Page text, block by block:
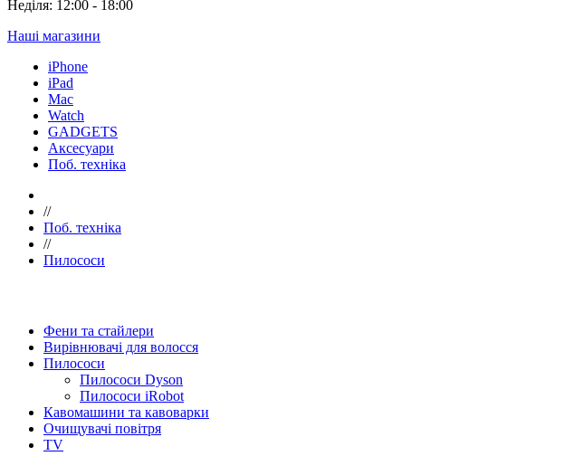
Неділя: 12:00 - 18:00
Наші магазини
iPhone
iPad
Mac
Watch
GADGETS
Аксесуари
Поб. техніка
//
Поб. техніка
//
Пилососи
Фени та стайлери
Вирівнювачі для волосся
Пилососи
Пилососи Dyson
Пилососи iRobot
Кавомашини та кавоварки
Очищувачі повітря
TV